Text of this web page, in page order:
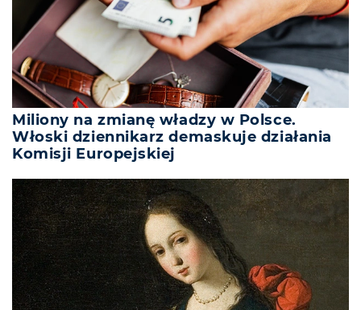
Miliony na zmianę władzy w Polsce.
Włoski dziennikarz demaskuje działania
Komisji Europejskiej